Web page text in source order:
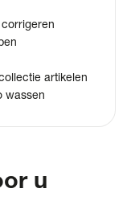
artikelen
wassen
u